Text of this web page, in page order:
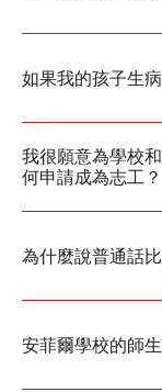
如果我的孩子生
我很願意為學校
何申請成為志工？
為什麼說普通話
安菲爾學校的師